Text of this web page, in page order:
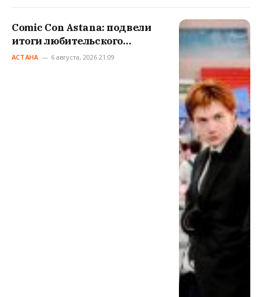
Comic Con Astana: подвели
итоги любительского
конкурса косплея
АСТАНА 6 августа, 2026 21:09